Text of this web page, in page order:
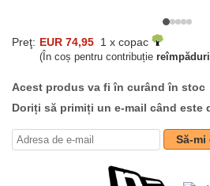
Preţ: EUR 74,95 1 x copac
(În coș pentru contribuție reîmpăduri
Acest produs va fi în curând în stoc
Doriți să primiți un e-mail când este
Să-mi